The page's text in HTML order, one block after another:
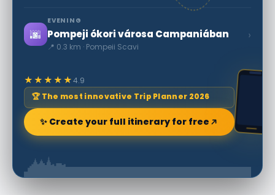
🌆
EVENING
Pompeji ókori városa Campaniában
📍 0.3 km · Pompeii Scavi
›
★★★★★4.9
🏆 The most innovative Trip Planner 2026
✨ Create your full itinerary for free